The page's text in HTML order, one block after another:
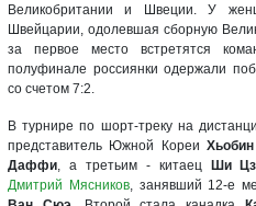
Великобритании и Швеции. У
Швейцарии, одолевшая сборную
за первое место встретятся
полуфинале россиянки одержали
со счетом 7:2.
В турнире по шорт-треку на
представитель Южной Кореи
Даффи, а третьим - китаец Ши
Дмитрий Мясников, занявший 12-е